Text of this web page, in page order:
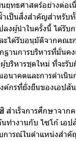
ยุทธศาสตร์อย่างต่อ
ำเป็นสิ่งสำคัญสำหรับ
ลงผู้นำในครั้งนี้ ได้รับ
ะได้รับอนุมัติจากคณะ
ฐานการบริหารที่มั่นค
บริหารชุดใหม่ ที่จะรั
นาคตและการดำเนิ
ค์กรที่ยั่งยืนของเอปสัน
สำเร็จการศึกษาจาก
นทำงานกับ ไซโก้ เอ
การณ์ในตำแหน่งสำ